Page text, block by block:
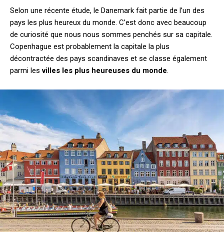
Selon une récente étude, le Danemark fait partie de l’un des
pays les plus heureux du monde. C’est donc avec beaucoup
de curiosité que nous nous sommes penchés sur sa capitale.
Copenhague est probablement la capitale la plus
décontractée des pays scandinaves et se classe également
parmi lesvilles les plus heureuses du monde.